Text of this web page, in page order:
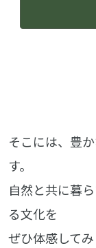
そこには、豊
す。
自然と共に暮
る文化を
ぜひ体感してみ